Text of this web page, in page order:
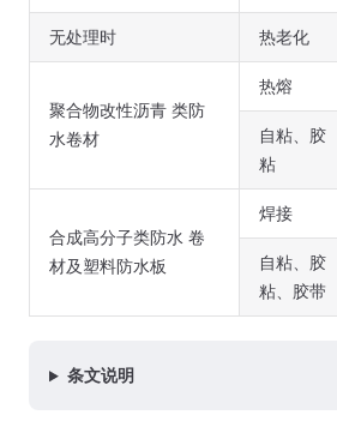
无处理时 热老化
聚合物改性沥青 类防
水卷材
热熔
自粘、胶
粘
合成高分子类防水 卷
材及塑料防水板
焊接
自粘、胶
粘、胶带
条文说明